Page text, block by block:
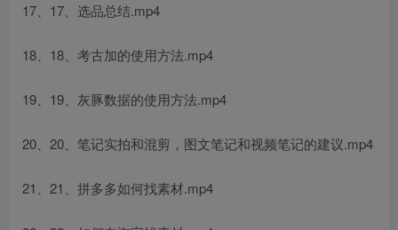
17、17、选品总结.mp4
18、18、考古加的使用方法.mp4
19、19、灰豚数据的使用方法.mp4
20、20、笔记实拍和混剪，图文笔记和视频笔记的建议.mp4
21、21、拼多多如何找素材.mp4